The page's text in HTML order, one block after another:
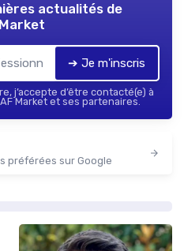
actualités de
➔ Je m'inscris
j’accepte d’être contacté(e) à
Market et ses partenaires.
préférées sur Google